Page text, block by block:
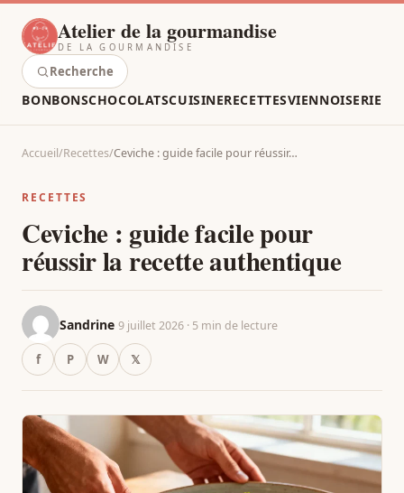
Atelier de la gourmandise
DE LA GOURMANDISE
BONBONSCHOCOLATSCUISINERECETTESVIENNOISERIE
Recherche
Accueil/Recettes/Ceviche : guide facile pour réussir…
RECETTES
Ceviche : guide facile pour
réussir la recette authentique
Sandrine 9 juillet 2026 · 5 min de lecture
f P W 𝕏